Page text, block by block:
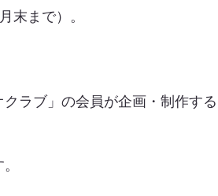
末まで）。
ラブ」の会員が企画・制作する